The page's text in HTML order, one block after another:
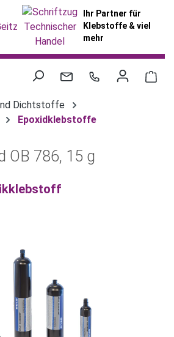
Ihr Partner für
Klebstoffe & viel
mehr
Dichtstoffe
Epoxidklebstoffe
OB 786, 15 g